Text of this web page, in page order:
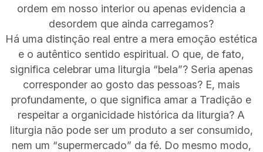
ordem em nosso interior ou apenas evidencia a
desordem que ainda carregamos?
Há uma distinção real entre a mera emoção estética
e o autêntico sentido espiritual. O que, de fato,
significa celebrar uma liturgia “bela”? Seria apenas
corresponder ao gosto das pessoas? E, mais
profundamente, o que significa amar a Tradição e
respeitar a organicidade histórica da liturgia? A
liturgia não pode ser um produto a ser consumido,
nem um “supermercado” da fé. Do mesmo modo,